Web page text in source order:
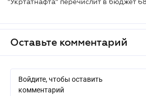
Оставьте комментарий
Войдите, чтобы оставить
комментарий